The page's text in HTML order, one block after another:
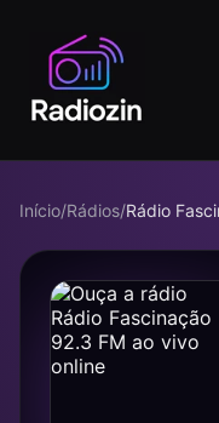
Início/Rádios/Rádio